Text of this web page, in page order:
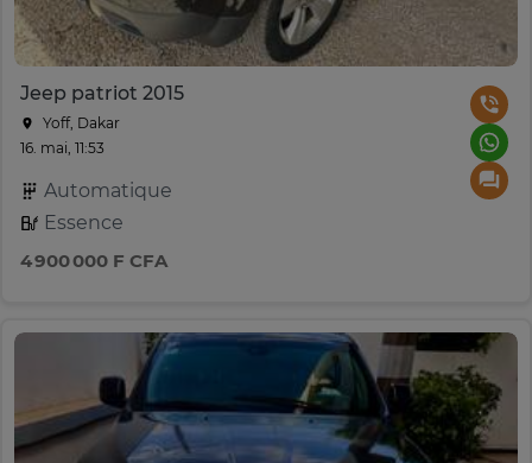
Jeep patriot 2015
Yoff, Dakar
16. mai, 11:53
Automatique
Essence
4 900 000 F CFA